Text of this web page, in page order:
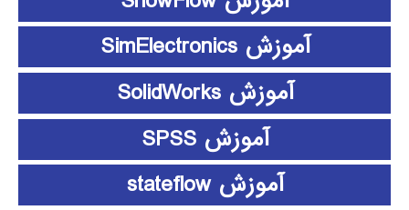
آموزش SimElectronics
آموزش SolidWorks
آموزش SPSS
آموزش stateflow